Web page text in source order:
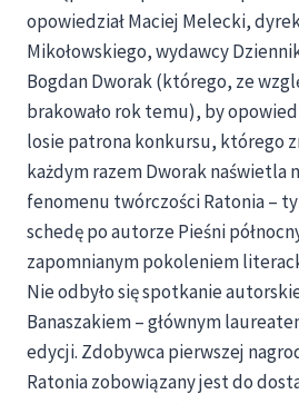
opowiedział Maciej Melecki,
Mikołowskiego, wydawcy
Bogdan Dworak (którego, ze
brakowało rok temu), by
losie patrona konkursu, którego
każdym razem Dworak naświetla
fenomenu twórczości Ratonia –
schedę po autorze Pieśni
zapomnianym pokoleniem
Nie odbyło się spotkanie
Banaszakiem – głównym
edycji. Zdobywca pierwszej
Ratonia zobowiązany jest do